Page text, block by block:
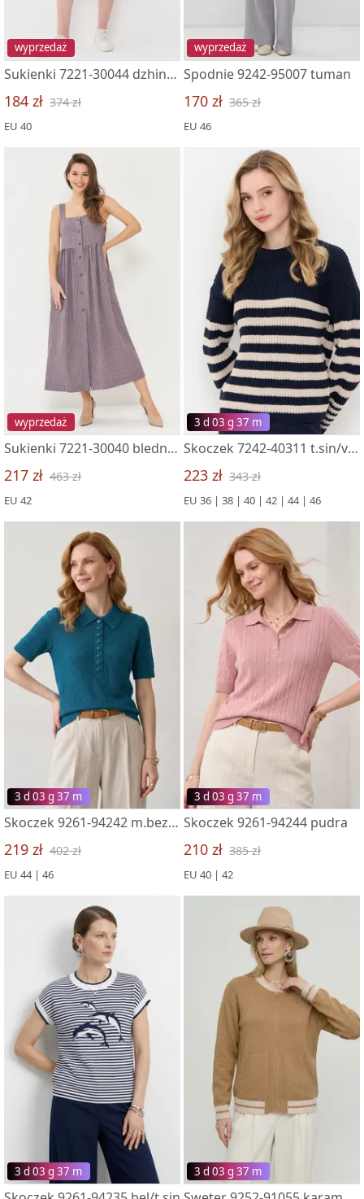
wyprzedaż
Sukienki 7221-30044 dzhinsovyj rajskie cvety
184 zł 374 zł
EU 40
wyprzedaż
Spodnie 9242-95007 tuman
170 zł 365 zł
EU 46
wyprzedaż
Sukienki 7221-30040 bledno-korichn poloska
217 zł 463 zł
EU 42
3 d 03 g 37 m
Skoczek 7242-40311 t.sin/vanil
223 zł 343 zł
EU 36 | 38 | 40 | 42 | 44 | 46
3 d 03 g 37 m
Skoczek 9261-94242 m.bezdna
219 zł 402 zł
EU 44 | 46
3 d 03 g 37 m
Skoczek 9261-94244 pudra
210 zł 385 zł
EU 40 | 42
3 d 03 g 37 m 3 d 03 g 37 m